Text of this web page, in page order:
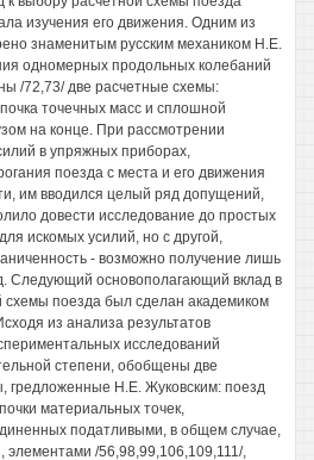
изучения его движения. Одним из
знаменитым русским механиком Н.Е.
одномерных продольных колебаний
/72,73/ две расчетные схемы:
точечных масс и сплошной
на конце. При рассмотрении
в упряжных приборах,
поезда с места и его движения
им вводился целый ряд допущений,
довести исследование до простых
искомых усилий, но с другой,
- возможно получение лишь
Следующий основополагающий вклад в
схемы поезда был сделан академиком
из анализа результатов
исследований
степени, обобщены две
гредложенные Н.Е. Жуковским: поезд
материальных точек,
податливыми, в общем случае,
/56,98,99,106,109,111/,